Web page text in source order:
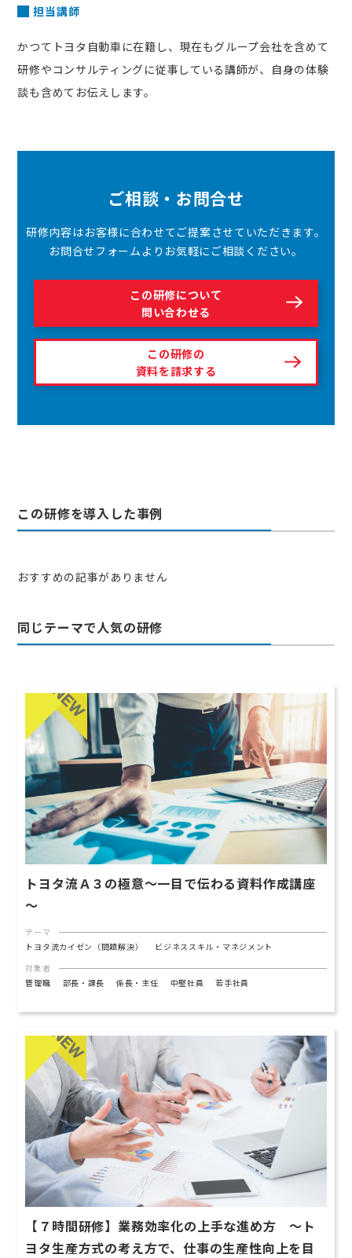
担当講師
かつてトヨタ自動車に在籍し、現在もグループ会社を含めて
研修やコンサルティングに従事している講師が、自身の体験
談も含めてお伝えします。
ご相談・お問合せ
研修内容はお客様に合わせてご提案させていただきます。
お問合せフォームよりお気軽にご相談ください。
この研修について
問い合わせる
この研修の
資料を請求する
この研修を導入した事例
おすすめの記事がありません
同じテーマで人気の研修
トヨタ流Ａ３の極意～一目で伝わる資料作成講座
～
テーマ
トヨタ流カイゼン（問題解決）
ビジネススキル・マネジメント
対象者
管理職
部長・課長 係長・主任 中堅社員 若手社員
【７時間研修】業務効率化の上手な進め方 ～ト
ヨタ生産方式の考え方で、仕事の生産性向上を目